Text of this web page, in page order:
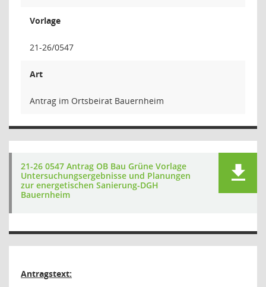
Vorlage
21-26/0547
Art
Antrag im Ortsbeirat Bauernheim
21-26 0547 Antrag OB Bau Grüne Vorlage
Untersuchungsergebnisse und Planungen
zur energetischen Sanierung-DGH
Bauernheim
Antragstext: